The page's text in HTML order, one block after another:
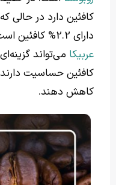
کافئین دارد در حالی
دارای 2.2% کافئین است. به همین دلیل مصرف
عربیکا می‌تواند
کافئین حساسیت
کاهش دهند.